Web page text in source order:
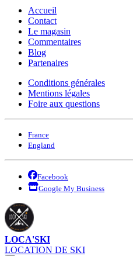
Accueil
Contact
Le magasin
Commentaires
Blog
Partenaires
Conditions générales
Mentions légales
Foire aux questions
France
England
Facebook
Google My Business
LOCA'SKI
LOCATION DE SKI